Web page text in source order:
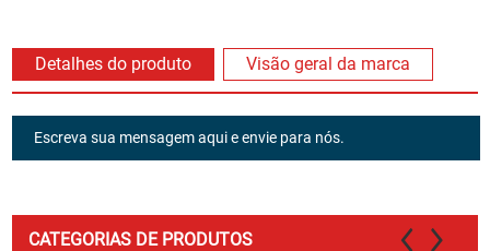
Detalhes do produto Visão geral da marca
Escreva sua mensagem aqui e envie para nós.
CATEGORIAS DE PRODUTOS